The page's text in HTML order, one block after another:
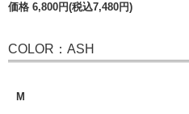
価格 6,800円(税込7,480円)
COLOR：ASH
M